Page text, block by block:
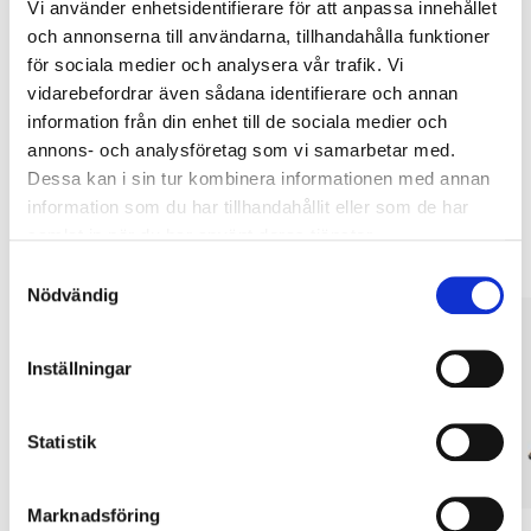
Vi använder enhetsidentifierare för att anpassa innehållet
och annonserna till användarna, tillhandahålla funktioner
för sociala medier och analysera vår trafik. Vi
vidarebefordrar även sådana identifierare och annan
information från din enhet till de sociala medier och
annons- och analysföretag som vi samarbetar med.
Dessa kan i sin tur kombinera informationen med annan
information som du har tillhandahållit eller som de har
Nödvändig
Inställningar
Statistik
Marknadsföring
Köp & Hämta
Köp & Hämta i ditt varuhus inom 2 timmar! För mer information om
tjänsten och våra villkor.
LÄS MER
Andra kunder köpte också